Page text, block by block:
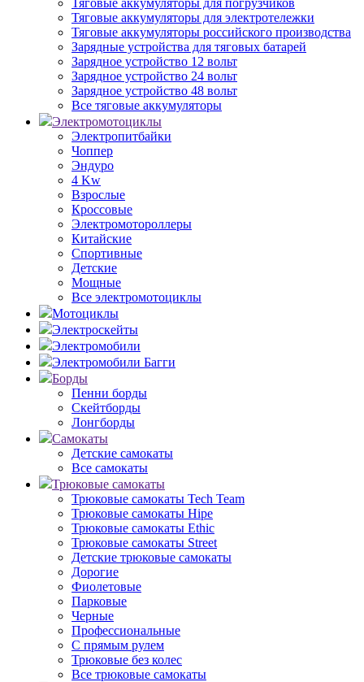
Тяговые аккумуляторы для погрузчиков
Тяговые аккумуляторы для электротележки
Тяговые аккумуляторы российского производства
Зарядные устройства для тяговых батарей
Зарядное устройство 12 вольт
Зарядное устройство 24 вольт
Зарядное устройство 48 вольт
Все тяговые аккумуляторы
Электромотоциклы
Электропитбайки
Чоппер
Эндуро
4 Kw
Взрослые
Кроссовые
Электромотороллеры
Китайские
Спортивные
Детские
Мощные
Все электромотоциклы
Мотоциклы
Электроскейты
Электромобили
Электромобили Багги
Борды
Пенни борды
Скейтборды
Лонгборды
Самокаты
Детские самокаты
Все самокаты
Трюковые самокаты
Трюковые самокаты Tech Team
Трюковые самокаты Hipe
Трюковые самокаты Ethic
Трюковые самокаты Street
Детские трюковые самокаты
Дорогие
Фиолетовые
Парковые
Черные
Профессиональные
С прямым рулем
Трюковые без колес
Все трюковые самокаты